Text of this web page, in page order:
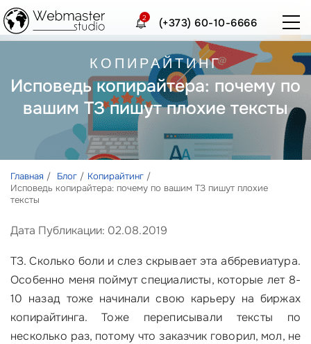
(+373) 60-10-6666
2
КОПИРАЙТИНГ
Исповедь копирайтера: почему по
вашим ТЗ пишут плохие тексты
Главная Блог
Копирайтинг
Исповедь копирайтера: почему по вашим ТЗ пишут плохие
тексты
Дата Публикации: 02.08.2019
ТЗ. Сколько боли и слез скрывает эта аббревиатура.
Особенно меня поймут специалисты, которые лет 8-
10 назад тоже начинали свою карьеру на биржах
копирайтинга. Тоже переписывали тексты по
несколько раз, потому что заказчик говорил, мол, не